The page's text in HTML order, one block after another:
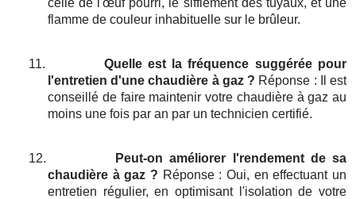
flamme de couleur inhabituelle sur le brûleur.
11.
Quelle est la fréquence suggérée pour
l'entretien d'une chaudière à gaz ? Réponse : Il est
conseillé de faire maintenir votre chaudière à gaz au
moins une fois par an par un technicien certifié.
12.
Peut-on améliorer l'rendement de sa
chaudière à gaz ? Réponse : Oui, en effectuant un
entretien régulier, en optimisant l'isolation de votre